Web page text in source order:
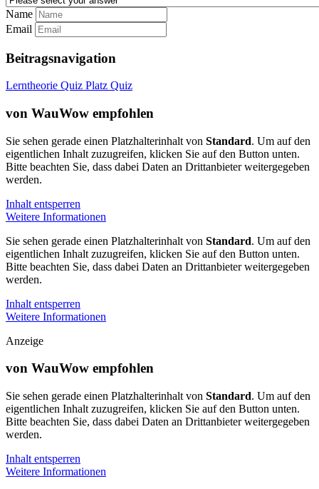
Name
Email
Beitragsnavigation
Lerntheorie Quiz Platz Quiz
von WauWow empfohlen
Sie sehen gerade einen Platzhalterinhalt von Standard. Um auf den
eigentlichen Inhalt zuzugreifen, klicken Sie auf den Button unten.
Bitte beachten Sie, dass dabei Daten an Drittanbieter weitergegeben
werden.
Inhalt entsperren
Weitere Informationen
Sie sehen gerade einen Platzhalterinhalt von Standard. Um auf den
eigentlichen Inhalt zuzugreifen, klicken Sie auf den Button unten.
Bitte beachten Sie, dass dabei Daten an Drittanbieter weitergegeben
werden.
Inhalt entsperren
Weitere Informationen
Anzeige
von WauWow empfohlen
Sie sehen gerade einen Platzhalterinhalt von Standard. Um auf den
eigentlichen Inhalt zuzugreifen, klicken Sie auf den Button unten.
Bitte beachten Sie, dass dabei Daten an Drittanbieter weitergegeben
werden.
Inhalt entsperren
Weitere Informationen